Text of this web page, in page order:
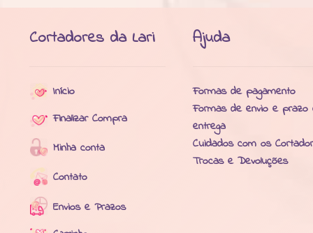
Cortadores da Lari
Início
Finalizar Compra
Minha conta
Contato
Envios e Prazos
Ajuda
Formas de pagamento
Formas de envio e prazo
entrega
Cuidados com os
Trocas e Devoluções